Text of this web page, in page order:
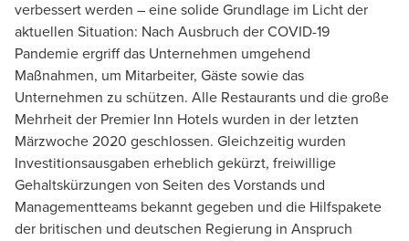
verbessert werden – eine solide Grundlage im Licht der
aktuellen Situation: Nach Ausbruch der COVID-19
Pandemie ergriff das Unternehmen umgehend
Maßnahmen, um Mitarbeiter, Gäste sowie das
Unternehmen zu schützen. Alle Restaurants und die große
Mehrheit der Premier Inn Hotels wurden in der letzten
Märzwoche 2020 geschlossen. Gleichzeitig wurden
Investitionsausgaben erheblich gekürzt, freiwillige
Gehaltskürzungen von Seiten des Vorstands und
Managementteams bekannt gegeben und die Hilfspakete
der britischen und deutschen Regierung in Anspruch